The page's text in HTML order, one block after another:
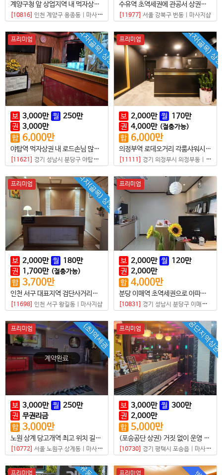
계양구청 앞 상업지역 내 먹자상권 초건전샵매매
[10816] 인천 계양구 용종동 마사지샵
수유역 초역세권에 관공서 상권까지
[11977] 서울 강북구 번동 마사지샵
먹자(골목) 상권
프리미엄
보 3,000만 월 250만
권 3,000만
합 6,000만
야탑역 먹자상권 내 로드손님 많은 샵
[11621] 경기 성남시 분당구 야탑동 마사지샵
먹자(골목)
프리미엄
보 2,000만 월 170만
권 4,000만 (절충가능)
합 6,000만
의정부역 로데오거리 각룸샤워시설완비
[11111] 경기 의정부시 의정부동 마사
먹자(골목) 상권
프리미엄
보 2,000만 월 180만
권 1,700만 (절충가능)
합 3,700만
인천 서구 대표지역 검단사거리역 기본샵매매
[11698] 인천 서구 왕길동 마사지샵
프리미엄
보 2,000만 월 120만
권 2,000만
합 4,000만
분당 이매역 초역세권으로 아파트 대상 독점건전샵(깔세가능)
[10831] 경기 성남시 분당구 이매동
(초)역세권
프리미엄
보 3,000만 월 250만
권 무권리금
합 3,000만
노원 상계 당고개역 최고 위치 길목에 있는 전통건전샵
[10772] 서울 노원구 상계동 마사지샵
공단지역상권
프리미엄
보 3,000만 월 300만
권 2,000만
합 5,000만
(포승공단 상권) 거짓 없이 운영 잘 되는곳이며 최상의 마사지 샵
[10730] 경기 평택시 포승읍 마사지샵
프리미엄 프리미엄